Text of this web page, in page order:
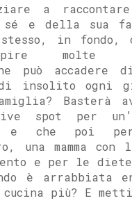
a
sé e della sua
in fondo,
molte
può accadere
di insolito ogni
Basterà
spot per
e che poi
una mamma con
e per le
è arrabbiata
cucina più? E